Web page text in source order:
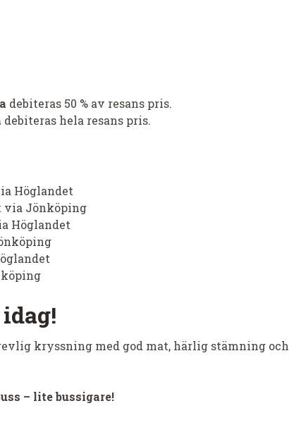
debiteras 50 % av resans pris.
debiteras hela resans pris.
Höglandet
via Jönköping
Höglandet
kryssning med god mat, härlig stämning och
– lite bussigare!